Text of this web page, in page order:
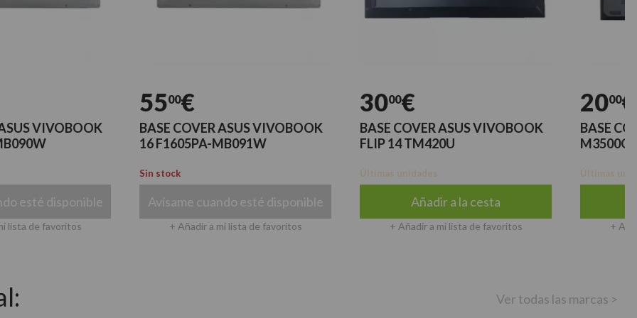
VIVOBOOK
disponible
favoritos
00€
BASE COVER ASUS VIVOBOOK
16 F1605PA-MB091W
Sin stock
Avísame cuando esté disponible
+ Añadir a mi lista de favoritos
00€
BASE COVER ASUS VIVOBOOK
FLIP 14 TM420U
Últimas unidades
Añadir a la cesta
+ Añadir a mi lista de favoritos
00€
BASE COVER
M3500Q
Últimas unidades
+ Añadir a
Ver todas las marcas >